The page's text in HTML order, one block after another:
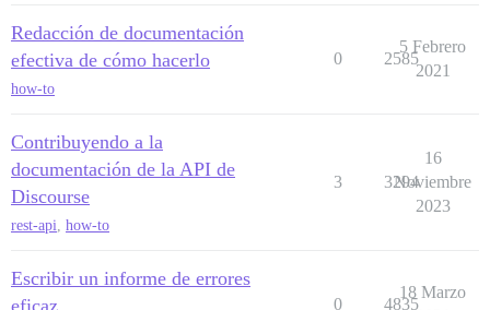
Redacción de documentación
efectiva de cómo hacerlo
how-to
0 2585
5 Febrero
2021
Contribuyendo a la
documentación de la API de
Discourse
rest-api, how-to
3 3294
16
Noviembre
2023
Escribir un informe de errores
eficaz
0 4835
18 Marzo